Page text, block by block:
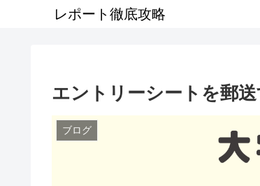
レポート徹底攻略
エントリーシートを郵
ブログ